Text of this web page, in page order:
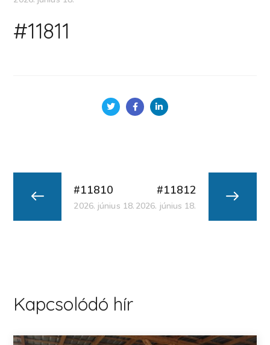
#11811
#11810
2026. június 18.
#11812
2026. június 18.
Kapcsolódó hír